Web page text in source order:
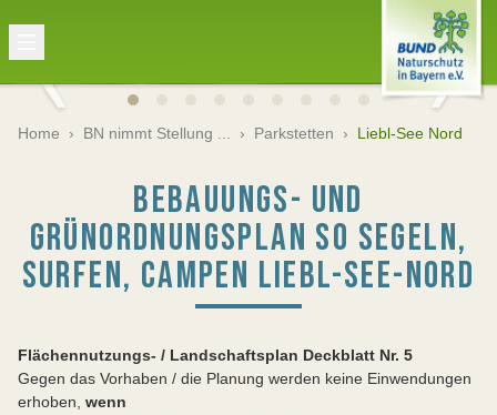
Home › BN nimmt Stellung ... › Parkstetten › Liebl-See Nord
BEBAUUNGS- UND
GRÜNORDNUNGSPLAN SO SEGELN,
SURFEN, CAMPEN LIEBL-SEE-NORD
Flächennutzungs- / Landschaftsplan Deckblatt Nr. 5
Gegen das Vorhaben / die Planung werden keine Einwendungen
erhoben, wenn